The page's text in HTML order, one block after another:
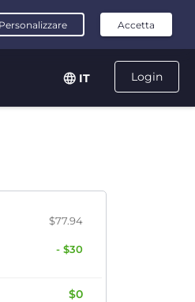
Login
IT
$77.94
- $30
$0